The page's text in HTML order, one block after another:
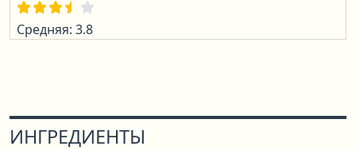
Средняя: 3.8
ИНГРЕДИЕНТЫ